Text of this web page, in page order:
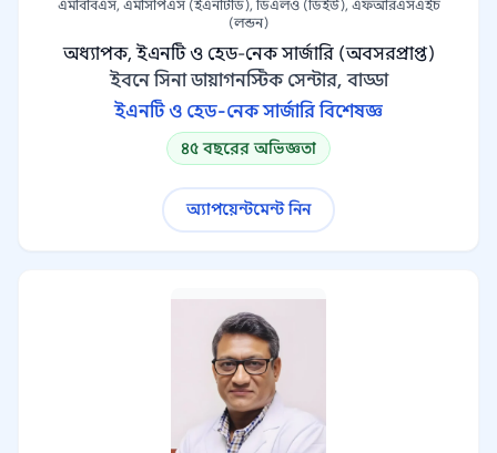
এমবিবিএস, এমসিপিএস (ইএনটিডি), ডিএলও (ডিইউ), এফআরএসএইচ
(লন্ডন)
অধ্যাপক, ইএনটি ও হেড-নেক সার্জারি (অবসরপ্রাপ্ত)
ইবনে সিনা ডায়াগনস্টিক সেন্টার, বাড্ডা
ইএনটি ও হেড-নেক সার্জারি বিশেষজ্ঞ
৪৫ বছরের অভিজ্ঞতা
অ্যাপয়েন্টমেন্ট নিন